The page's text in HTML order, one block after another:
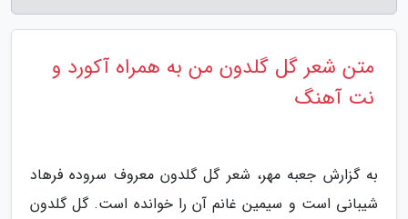
متن شعر گل گلدون من به همراه آکورد و
نت آهنگ
به گزارش جعبه مهر، شعر گل گلدون معروف سروده فرهاد
شیبانی است و سیمین غانم آن را خوانده است. گل گلدون